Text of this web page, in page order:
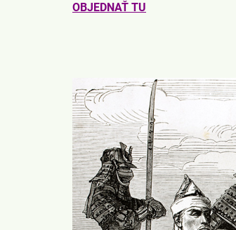
OBJEDNAŤ TU